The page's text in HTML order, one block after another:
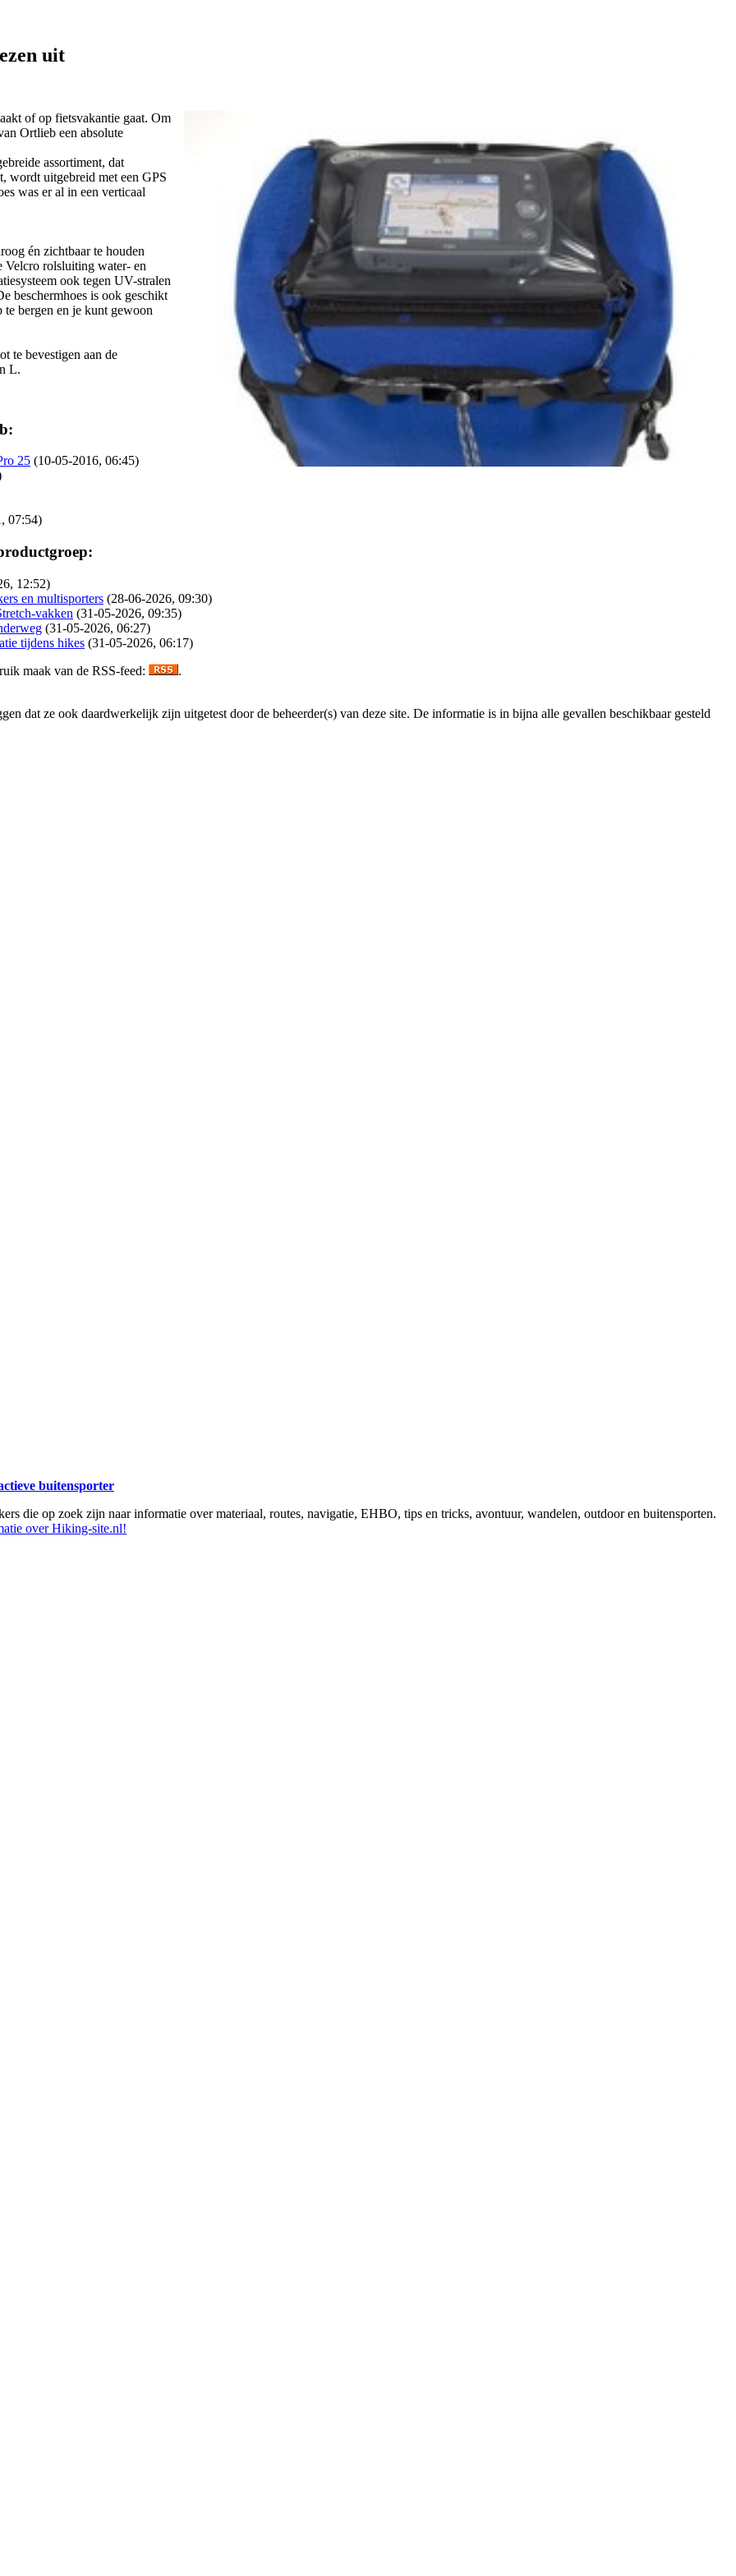
uit
of op fietsvakantie gaat. Om
Ortlieb een absolute
assortiment, dat
wordt uitgebreid met een GPS
was er al in een verticaal
én zichtbaar te houden
Velcro rolsluiting water- en
ook tegen UV-stralen
beschermhoes is ook geschikt
bergen en je kunt gewoon
te bevestigen aan de
L.
25 (10-05-2016, 06:45)
07:54)
12:52)
en multisporters (28-06-2026, 09:30)
vakken (31-05-2026, 09:35)
(31-05-2026, 06:27)
tijdens hikes (31-05-2026, 06:17)
maak van de RSS-feed:
.
dat ze ook daardwerkelijk zijn uitgetest door de beheerder(s) van deze site. De informatie is in bijna alle gevallen beschikbaar gesteld
buitensporter
die op zoek zijn naar informatie over materiaal, routes, navigatie, EHBO, tips en tricks, avontuur, wandelen, outdoor en buitensporten.
over Hiking-site.nl!